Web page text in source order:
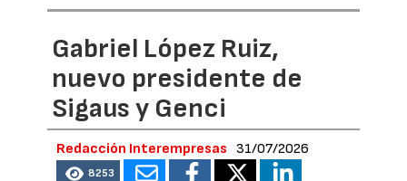
Gabriel López Ruiz,
nuevo presidente de
Sigaus y Genci
Redacción Interempresas 31/07/2026
8253